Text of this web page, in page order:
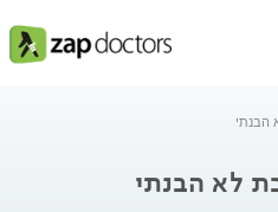
הבנתי
לא הבנתי